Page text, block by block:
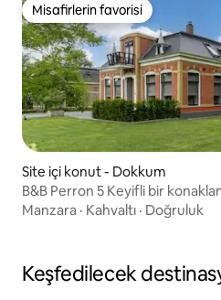
Misafirlerin favorisi
Misafirlerin favorisi
Site içi konut - Dokkum
B&B Perron 5 Keyifli bir
Manzara · Kahvaltı · Doğruluk
Keşfedilecek